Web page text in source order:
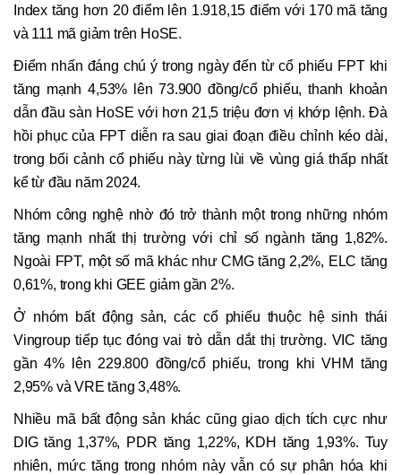
Index tăng hơn 20 điểm lên 1.918,15 điểm với 170 mã tăng
và 111 mã giảm trên HoSE.
Điểm nhấn đáng chú ý trong ngày đến từ cổ phiếu FPT khi
tăng mạnh 4,53% lên 73.900 đồng/cổ phiếu, thanh khoản
dẫn đầu sàn HoSE với hơn 21,5 triệu đơn vị khớp lệnh. Đà
hồi phục của FPT diễn ra sau giai đoạn điều chỉnh kéo dài,
trong bối cảnh cổ phiếu này từng lùi về vùng giá thấp nhất
kể từ đầu năm 2024.
Nhóm công nghệ nhờ đó trở thành một trong những nhóm
tăng mạnh nhất thị trường với chỉ số ngành tăng 1,82%.
Ngoài FPT, một số mã khác như CMG tăng 2,2%, ELC tăng
0,61%, trong khi GEE giảm gần 2%.
Ở nhóm bất động sản, các cổ phiếu thuộc hệ sinh thái
Vingroup tiếp tục đóng vai trò dẫn dắt thị trường. VIC tăng
gần 4% lên 229.800 đồng/cổ phiếu, trong khi VHM tăng
2,95% và VRE tăng 3,48%.
Nhiều mã bất động sản khác cũng giao dịch tích cực như
DIG tăng 1,37%, PDR tăng 1,22%, KDH tăng 1,93%. Tuy
nhiên, mức tăng trong nhóm này vẫn có sự phân hóa khi